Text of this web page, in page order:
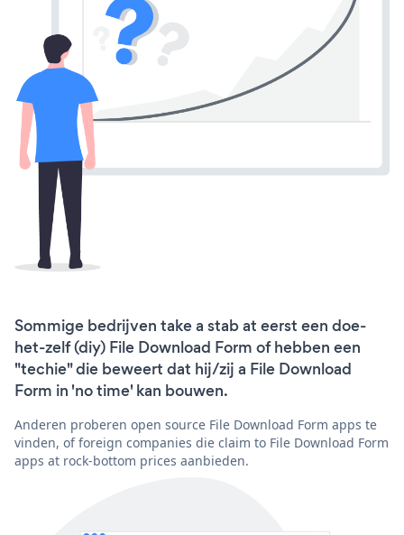
Sommige bedrijven take a stab at eerst een doe-
het-zelf (diy) File Download Form of hebben een
"techie" die beweert dat hij/zij a File Download
Form in 'no time' kan bouwen.
Anderen proberen open source File Download Form apps te
vinden, of foreign companies die claim to File Download Form
apps at rock-bottom prices aanbieden.